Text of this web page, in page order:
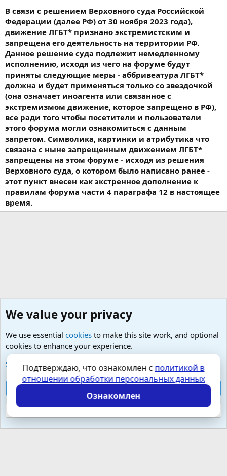
В связи с решением Верховного суда Российской
Федерации (далее РФ) от 30 ноября 2023 года),
движение ЛГБТ* признано экстремистским и
запрещена его деятельность на территории РФ.
Данное решение суда подлежит немедленному
исполнению, исходя из чего на форуме будут
приняты следующие меры - аббривеатура ЛГБТ*
должна и будет применяться только со звездочкой
(она означает иноагента или связанное с
экстремизмом движение, которое запрещено в РФ),
все ради того чтобы посетители и пользователи
этого форума могли ознакомиться с данным
запретом. Символика, картинки и атрибутика что
связана с ныне запрещенным движением ЛГБТ*
запрещены на этом форуме - исходя из решения
Верховного суда, о котором было написано ранее -
этот пункт внесен как экстренное дополнение к
правилам форума части 4 параграфа 12 в настоящее
время.
Любые вопросы от Гостей - анонимно
Cookies
Russian (RU)
Условия и правила
Политика конфиденциальности
Помощь
S
S
Локализация отXenForo.Info
We value your privacy
We use essential cookies to make this site work, and optional
cookies to enhance your experience.
See further information and configure your preferences
Reject optional cookies
Подтверждаю, что ознакомлен с политикой в
отношении обработки персональных данных
Ознакомлен